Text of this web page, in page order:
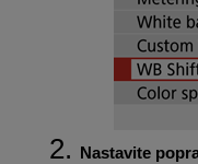
Nastavite